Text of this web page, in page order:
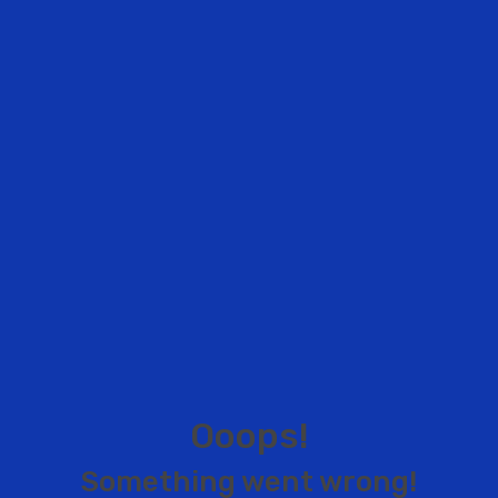
Ooops!
Something went wrong!